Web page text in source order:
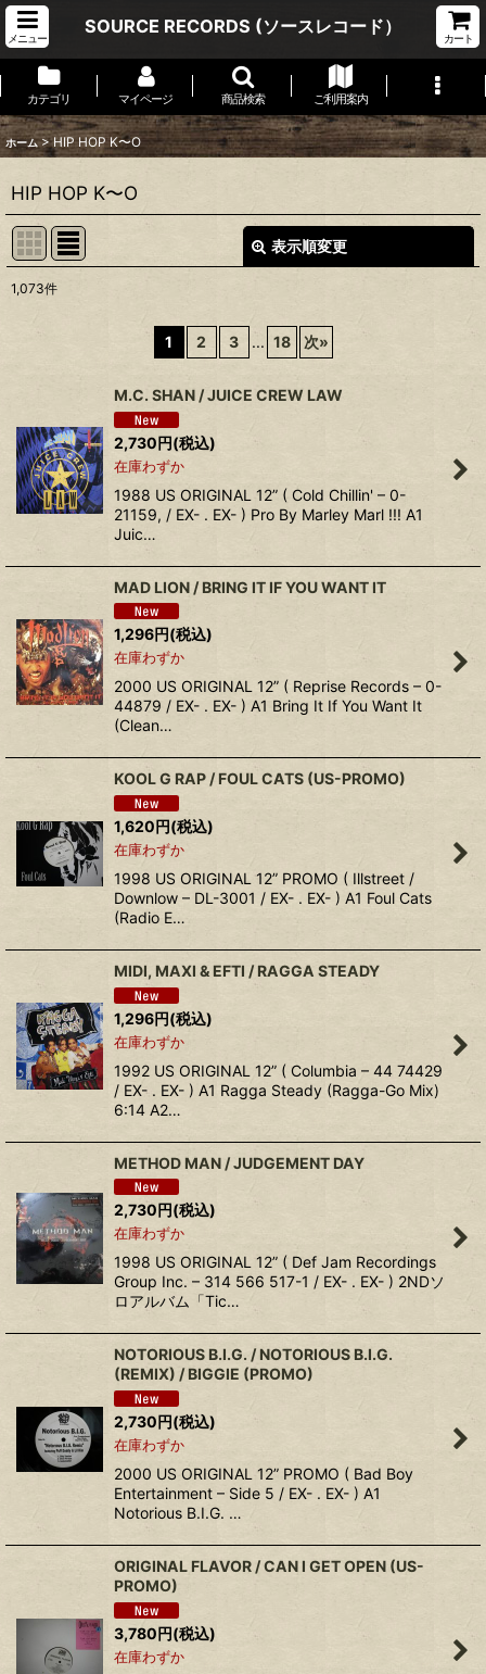
メニュー
SOURCE RECORDS (ソースレコード）
カート
カテゴリ マイページ 商品検索 ご利用案内
ホーム > HIP HOP K〜O
HIP HOP K〜O
表示順変更
1,073件
1 2 3 ... 18 次»
M.C. SHAN / JUICE CREW LAW
2,730円(税込)
在庫わずか
1988 US ORIGINAL 12” ( Cold Chillin' – 0-
21159, / EX- . EX- ) Pro By Marley Marl !!! A1
Juic…
MAD LION / BRING IT IF YOU WANT IT
1,296円(税込)
在庫わずか
2000 US ORIGINAL 12” ( Reprise Records – 0-
44879 / EX- . EX- ) A1 Bring It If You Want It
(Clean…
KOOL G RAP / FOUL CATS (US-PROMO)
1,620円(税込)
在庫わずか
1998 US ORIGINAL 12” PROMO ( Illstreet /
Downlow – DL-3001 / EX- . EX- ) A1 Foul Cats
(Radio E…
MIDI, MAXI & EFTI / RAGGA STEADY
1,296円(税込)
在庫わずか
1992 US ORIGINAL 12” ( Columbia – 44 74429
/ EX- . EX- ) A1 Ragga Steady (Ragga-Go Mix)
6:14 A2…
METHOD MAN / JUDGEMENT DAY
2,730円(税込)
在庫わずか
1998 US ORIGINAL 12” ( Def Jam Recordings
Group Inc. – 314 566 517-1 / EX- . EX- ) 2NDソ
ロアルバム「Tic…
NOTORIOUS B.I.G. / NOTORIOUS B.I.G.
(REMIX) / BIGGIE (PROMO)
2,730円(税込)
在庫わずか
2000 US ORIGINAL 12” PROMO ( Bad Boy
Entertainment – Side 5 / EX- . EX- ) A1
Notorious B.I.G. …
ORIGINAL FLAVOR / CAN I GET OPEN (US-
PROMO)
3,780円(税込)
在庫わずか